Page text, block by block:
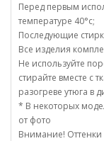
Перед первым
температуре 40°c;
Последующие
Все изделия
Не используйте
стирайте вместе с
разогреве утюга в
* В некоторых
от фото
Внимание! Оттенки